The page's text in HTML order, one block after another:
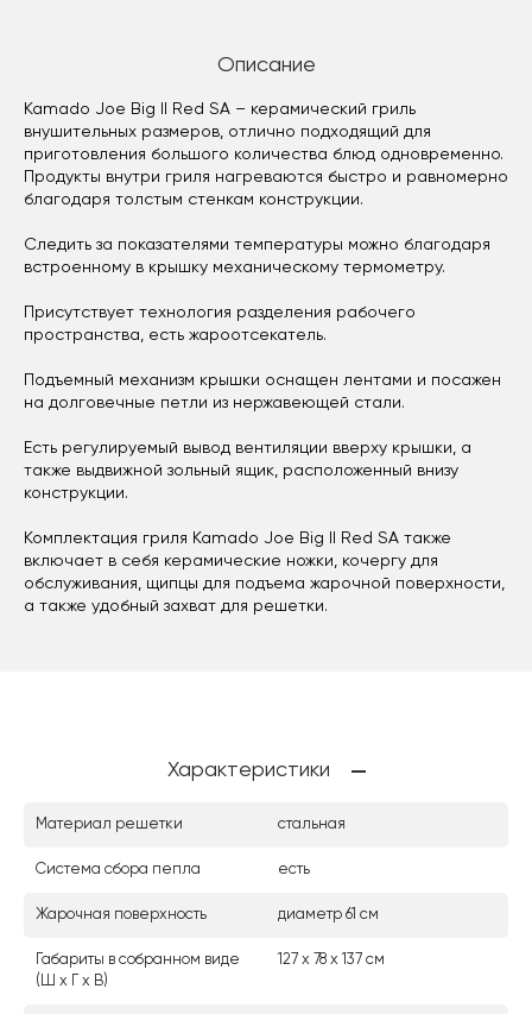
Описание
Kamado Joe Big II Red SA – керамический гриль
внушительных размеров, отлично подходящий для
приготовления большого количества блюд одновременно.
Продукты внутри гриля нагреваются быстро и равномерно
благодаря толстым стенкам конструкции.
Следить за показателями температуры можно благодаря
встроенному в крышку механическому термометру.
Присутствует технология разделения рабочего
пространства, есть жароотсекатель.
Подъемный механизм крышки оснащен лентами и посажен
на долговечные петли из нержавеющей стали.
Есть регулируемый вывод вентиляции вверху крышки, а
также выдвижной зольный ящик, расположенный внизу
конструкции.
Комплектация гриля Kamado Joe Big II Red SA также
включает в себя керамические ножки, кочергу для
обслуживания, щипцы для подъема жарочной поверхности,
а также удобный захват для решетки.
Характеристики
Материал решетки стальная
Система сбора пепла есть
Жарочная поверхность диаметр 61 см
Габариты в собранном виде
(Ш х Г х В)
127 х 78 х 137 см